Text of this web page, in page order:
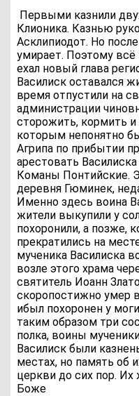
Первыми казнили
Клионика. Казнью
Асклипиодот. Но
умирает. Поэтому
ехал новый глава
Василиск оставался
время отпустили на
администрации
сторожить, кормить и
которым непонятно
Агрипа по прибытии
арестовать
Команы Понтийские.
деревня Гюминек,
Именно здесь воина
жители выкупили у
похоронили, а позже,
прекратились на
мученика Василиска
возле этого храма
святитель Иоанн
скоропостижно умер
ибыл похоронен у
таким образом три
полка, воины
Василиск были
местах, но память об
церкви до сих пор.
Боже